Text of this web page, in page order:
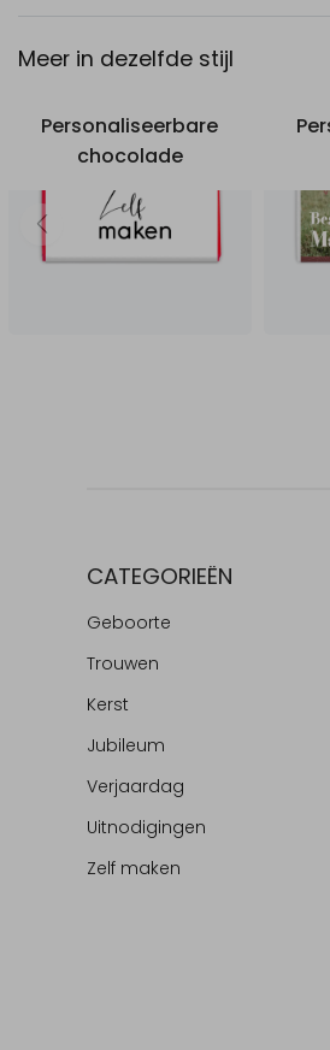
Meer in dezelfde stijl
Personaliseerbare
chocolade
CATEGORIEËN
Geboorte
Trouwen
Kerst
Jubileum
Verjaardag
Uitnodigingen
Zelf maken